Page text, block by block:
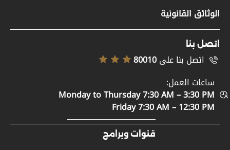
مواد صحفية
وظائف
تسجيل الموردين
خريطة الموقع
الدعم والمساعدة
اتصل بنا
المشاركة الرقمية
الوثائق القانونية
سياسة حقوق النشر
إخلاء المسؤولية
سياسة إمكانية الوصول
سياسة الخصوصية
الأحكام والشروط
اتصل بنا
اتصل بنا على80010
ساعات العمل:
Monday to Thursday 7:30 AM – 3:30 PM
Friday 7:30 AM – 12:30 PM
قنوات وبرامج